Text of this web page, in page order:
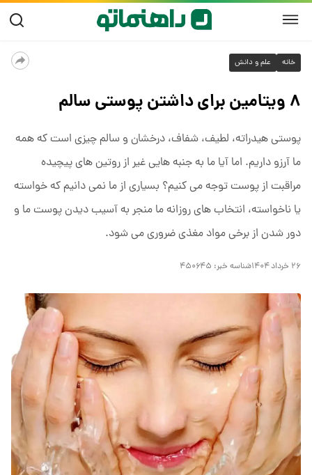
خانه علم و دانش
۸ ویتامین برای داشتن پوستی سالم
پوستی هیدراته، لطیف، شفاف، درخشان و سالم چیزی است که همه
ما آرزو داریم. اما آیا ما به جنبه هایی غیر از روتین های پیچیده
مراقبت از پوست توجه می کنیم؟ بسیاری از ما نمی دانیم که خواسته
یا ناخواسته، انتخاب های روزانه ما منجر به آسیب دیدن پوست ما و
دور شدن از برخی مواد مغذی ضروری می شود.
۲۶ خرداد ۱۴۰۴ شناسه خبر: ۴۵۰۶۴۵